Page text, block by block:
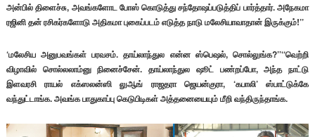
அன்பில் திளைச்சு, அவங்களோட போஸ் கொடுத்து சந்தோஷப்படுத்திப் பார்த்தார். அநேகமா
ரஜினி தன் ரசிகர்களோடு அதிகமா புகைப்படம் எடுத்த நாடு மலேசியாவாதான் இருக்கும்!’’
‘மலேசிய அனுபவங்கள் பரவசம். தாய்லாந்துல என்ன ஸ்பெஷல், சொல்லுங்க?’’‘‘வெற்றி
விழாவில் சொல்லலாம்னு நினைச்சேன். தாய்லாந்துல ஷூட் பண்றப்போ, அந்த நாட்டு
இளவரசி ராயல் எக்ஸலன்ஸி லுஆங் ராஜதரா ஜெயன்குரா, ‘கபாலி’ ஸ்பாட்டுக்கே
வந்துட்டாங்க. அவங்க பாதுகாப்பு கெடுபிடிகள் அத்தனையையும் மீறி வந்திருந்தாங்க.